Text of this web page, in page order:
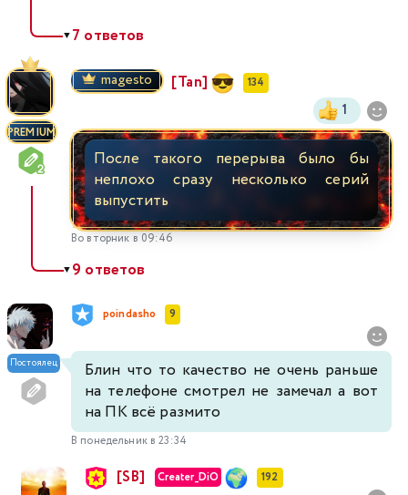
▼7 ответов
PREMIUM
magesto [Tan] 134
1
После такого перерыва было бы
неплохо сразу несколько серий
выпустить
Во вторник в 09:46
▼9 ответов
Постоялец
poindasho 9
Блин что то качество не очень раньше
на телефоне смотрел не замечал а вот
на ПК всё размито
В понедельник в 23:34
[SB] Creater_DiO 192